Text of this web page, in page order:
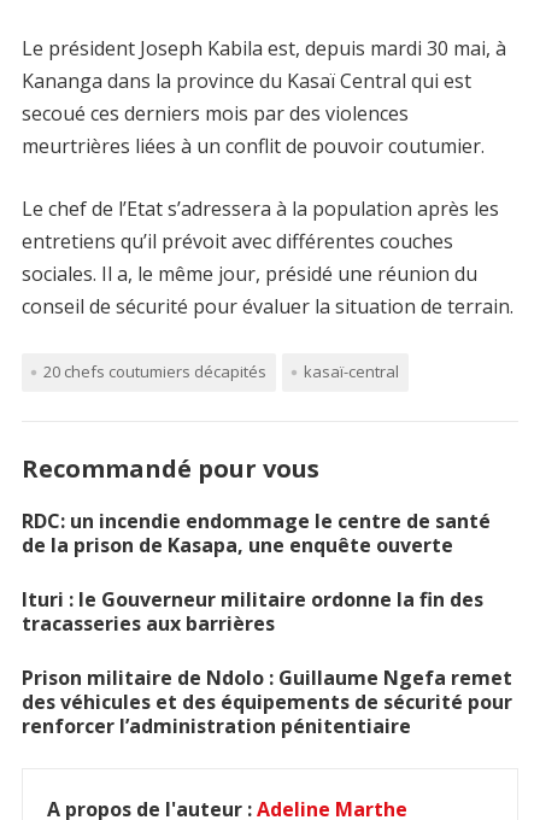
Le président Joseph Kabila est, depuis mardi 30 mai, à
Kananga dans la province du Kasaï Central qui est
secoué ces derniers mois par des violences
meurtrières liées à un conflit de pouvoir coutumier.
Le chef de l’Etat s’adressera à la population après les
entretiens qu’il prévoit avec différentes couches
sociales. Il a, le même jour, présidé une réunion du
conseil de sécurité pour évaluer la situation de terrain.
20 chefs coutumiers décapités kasaï-central
Recommandé pour vous
RDC: un incendie endommage le centre de santé
de la prison de Kasapa, une enquête ouverte
Ituri : le Gouverneur militaire ordonne la fin des
tracasseries aux barrières
Prison militaire de Ndolo : Guillaume Ngefa remet
des véhicules et des équipements de sécurité pour
renforcer l’administration pénitentiaire
A propos de l'auteur :Adeline Marthe